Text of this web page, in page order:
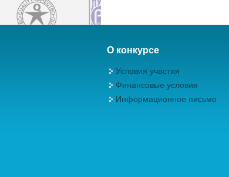
О конкурсе
Условия участия
Финансовые условия
Информационное письмо